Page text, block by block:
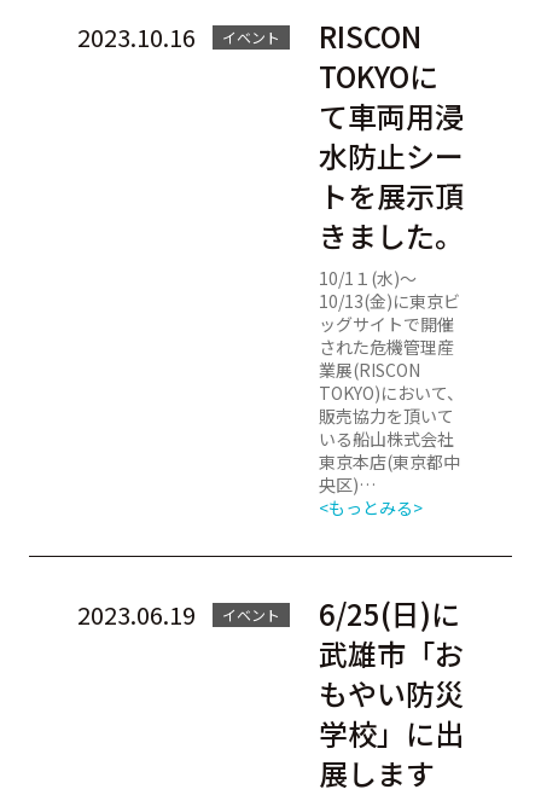
2023.10.16 イベント
RISCON
TOKYOに
て車両用浸
水防止シー
トを展示頂
きました。
10/1１(水)～
10/13(金)に東京ビ
ッグサイトで開催
された危機管理産
業展(RISCON
TOKYO)において、
販売協力を頂いて
いる船山株式会社
東京本店(東京都中
央区)…
<もっとみる>
2023.06.19 イベント
6/25(日)に
武雄市「お
もやい防災
学校」に出
展します